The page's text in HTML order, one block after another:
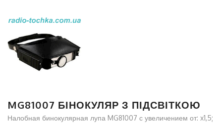
MG81007 БІНОКУЛЯР З ПІДСВІТКОЮ
Налобная бинокулярная лупа MG81007 с увеличением от: x1,5;